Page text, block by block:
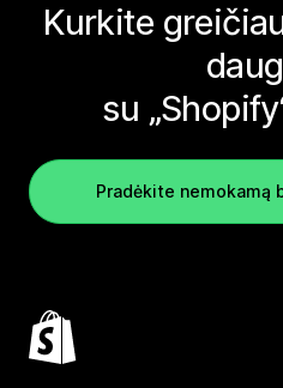
Kurkite
su
Pradėkite nemokamą